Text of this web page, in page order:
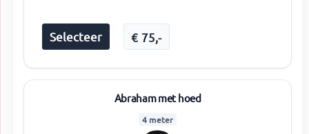
Selecteer € 75,-
Abraham met hoed
4 meter